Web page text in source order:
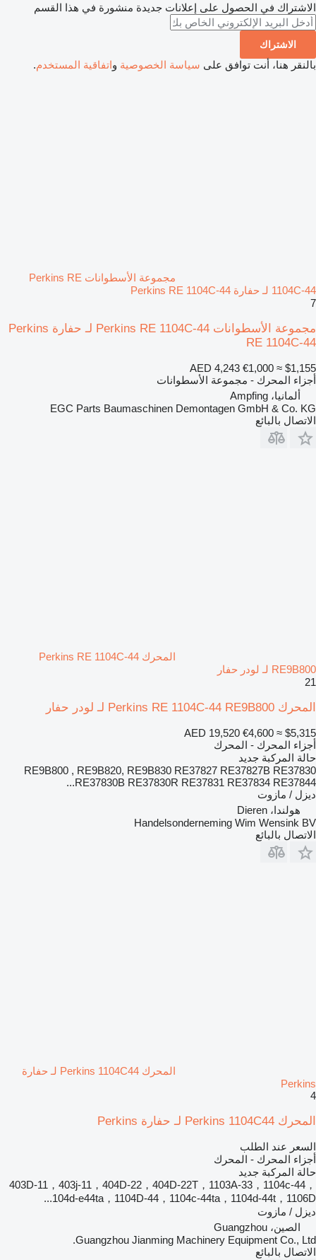
الاشتراك في الحصول على إعلانات جديدة منشورة في هذا القسم
الاشتراك
بالنقر هنا، أنت توافق على سياسة الخصوصية واتفاقية المستخدم.
مجموعة الأسطوانات Perkins RE
1104C-44 لـ حفارة Perkins RE 1104C-44
7
مجموعة الأسطوانات Perkins RE 1104C-44 لـ حفارة Perkins
RE 1104C-44
AED 4,243 €1,000 ≈ $1,155
أجزاء المحرك - مجموعة الأسطوانات
ألمانيا، Ampfing
EGC Parts Baumaschinen Demontagen GmbH & Co. KG
الاتصال بالبائع
المحرك Perkins RE 1104C-44
RE9B800 لـ لودر حفار
21
المحرك Perkins RE 1104C-44 RE9B800 لـ لودر حفار
AED 19,520 €4,600 ≈ $5,315
أجزاء المحرك - المحرك
حالة المركبة جديد
RE9B800 , RE9B820, RE9B830 RE37827 RE37827B RE37830
RE37830B RE37830R RE37831 RE37834 RE37844...
ديزل / مازوت
هولندا، Dieren
Handelsonderneming Wim Wensink BV
الاتصال بالبائع
المحرك Perkins 1104C44 لـ حفارة
Perkins
4
المحرك Perkins 1104C44 لـ حفارة Perkins
السعر عند الطلب
أجزاء المحرك - المحرك
حالة المركبة جديد
403D-11，403j-11，404D‑22，404D‑22T，1103A-33，1104c-44，
104d-e44ta，1104D-44，1104c-44ta，1104d-44t，1106D...
ديزل / مازوت
الصين، Guangzhou
Guangzhou Jianming Machinery Equipment Co., Ltd.
الاتصال بالبائع